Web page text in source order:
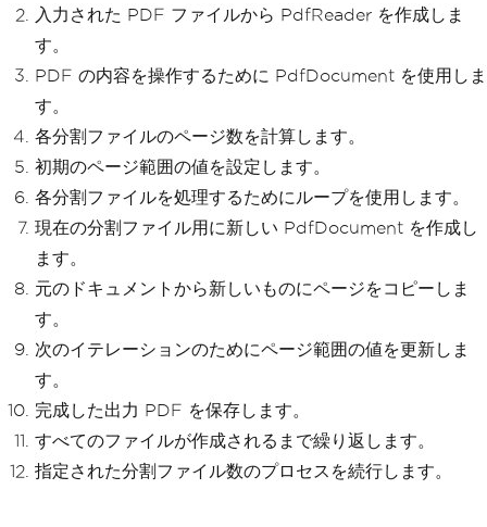
入力された PDF ファイルから PdfReader を作成しま
す。
PDF の内容を操作するために PdfDocument を使用しま
す。
各分割ファイルのページ数を計算します。
初期のページ範囲の値を設定します。
各分割ファイルを処理するためにループを使用します。
現在の分割ファイル用に新しい PdfDocument を作成し
ます。
元のドキュメントから新しいものにページをコピーしま
す。
次のイテレーションのためにページ範囲の値を更新しま
す。
完成した出力 PDF を保存します。
すべてのファイルが作成されるまで繰り返します。
指定された分割ファイル数のプロセスを続行します。